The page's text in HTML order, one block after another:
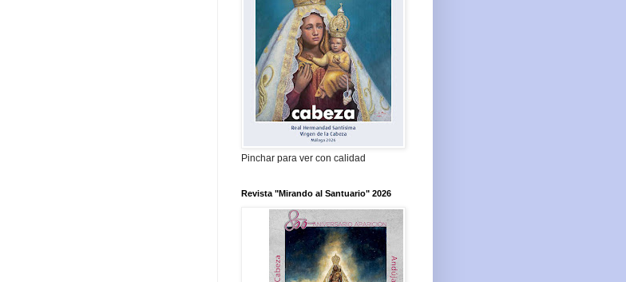
Pinchar para ver con calidad
Revista "Mirando al Santuario" 2026